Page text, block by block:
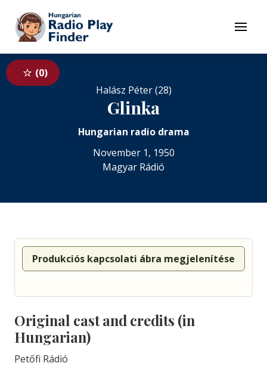
To contents
Menu
0
Halász Péter (28)
Glinka
Hungarian radio drama
November 1, 1950
Magyar Rádió
Produkciós kapcsolati ábra megjelenítése
Original cast and credits (in
Hungarian)
Petőfi Rádió